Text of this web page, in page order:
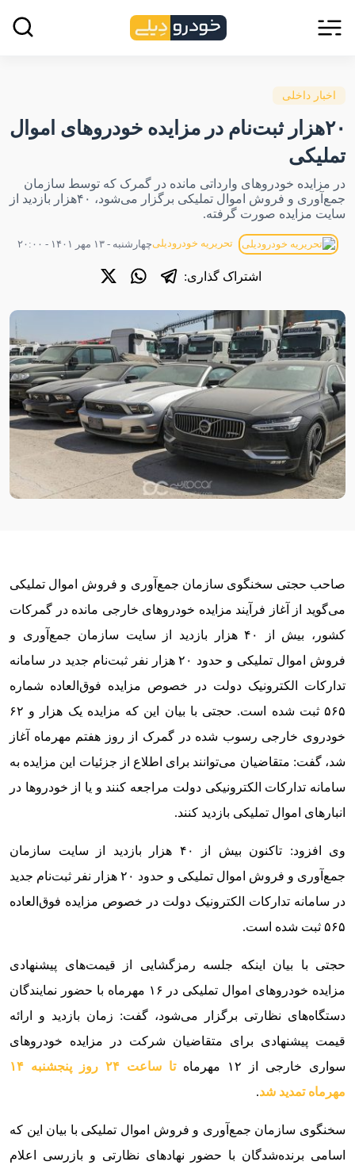
اخبار داخلی
۲۰هزار ثبت‌نام در مزایده خودروهای اموال
تملیکی
در مزایده خودروهای وارداتی مانده در گمرک که توسط سازمان
جمع‌آوری و فروش اموال تملیکی برگزار می‌شود، ۴۰هزار بازدید از
سایت مزایده صورت گرفته.
تحریریه خودرودیلیچهارشنبه - ۱۳ مهر ۱۴۰۱ - ۲۰:۰۰
اشتراک گذاری:
صاحب حجتی سخنگوی سازمان جمع‌آوری و فروش اموال تملیکی
می‌گوید از آغاز فرآیند مزایده خودروهای خارجی مانده در گمرکات
کشور، بیش از ۴۰ هزار بازدید از سایت سازمان جمع‌آوری و
فروش اموال تملیکی و حدود ۲۰ هزار نفر ثبت‌نام جدید در سامانه
تدارکات الکترونیک دولت در خصوص مزایده فوق‌العاده شماره
۵۶۵ ثبت شده است. حجتی با بیان این که مزایده یک هزار و ۶۲
خودروی خارجی رسوب شده در گمرک از روز هفتم مهرماه آغاز
شد، گفت: متقاضیان می‌توانند برای اطلاع از جزئیات این مزایده به
سامانه تدارکات الکترونیکی دولت مراجعه کنند و یا از خودرو‌ها در
انبار‌های اموال تملیکی بازدید کنند.
وی افزود: تاکنون بیش از ۴۰ هزار بازدید از سایت سازمان
جمع‌آوری و فروش اموال تملیکی و حدود ۲۰ هزار نفر ثبت‌نام جدید
در سامانه تدارکات الکترونیک دولت در خصوص مزایده فوق‌العاده
۵۶۵ ثبت شده است.
حجتی با بیان اینکه جلسه رمزگشایی از قیمت‌های پیشنهادی
مزایده خودروهای اموال تملیکی در ۱۶ مهرماه با حضور نمایندگان
دستگاه‌های نظارتی برگزار می‌شود، گفت: زمان بازدید و ارائه
قیمت پیشنهادی برای متقاضیان شرکت در مزایده خودرو‌های
سواری خارجی از ۱۲ مهرماه
تا ساعت ۲۴ روز پنجشنبه ۱۴
مهرماه تمدید شد.
سخنگوی سازمان جمع‌آوری و فروش اموال تملیکی با بیان این که
اسامی برنده‌شدگان با حضور نهاد‌های نظارتی و بازرسی اعلام